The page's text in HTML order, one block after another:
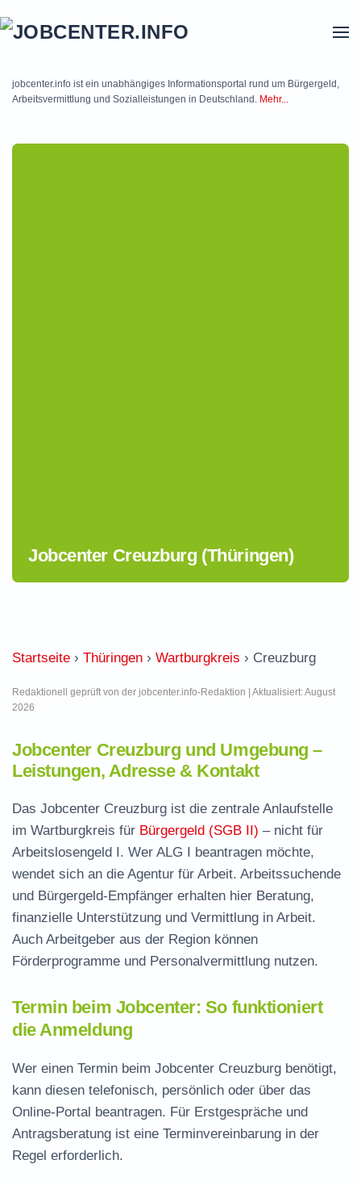
jobcenter.info ist ein unabhängiges Informationsportal rund um Bürgergeld,
Arbeitsvermittlung und Sozialleistungen in Deutschland. Mehr...
Jobcenter Creuzburg (Thüringen)
Startseite › Thüringen › Wartburgkreis › Creuzburg
Redaktionell geprüft von der jobcenter.info-Redaktion | Aktualisiert: August
2026
Jobcenter Creuzburg und Umgebung –
Leistungen, Adresse & Kontakt
Das Jobcenter Creuzburg ist die zentrale Anlaufstelle
im Wartburgkreis für Bürgergeld (SGB II) – nicht für
Arbeitslosengeld I. Wer ALG I beantragen möchte,
wendet sich an die Agentur für Arbeit. Arbeitssuchende
und Bürgergeld-Empfänger erhalten hier Beratung,
finanzielle Unterstützung und Vermittlung in Arbeit.
Auch Arbeitgeber aus der Region können
Förderprogramme und Personalvermittlung nutzen.
Termin beim Jobcenter: So funktioniert
die Anmeldung
Wer einen Termin beim Jobcenter Creuzburg benötigt,
kann diesen telefonisch, persönlich oder über das
Online-Portal beantragen. Für Erstgespräche und
Antragsberatung ist eine Terminvereinbarung in der
Regel erforderlich.